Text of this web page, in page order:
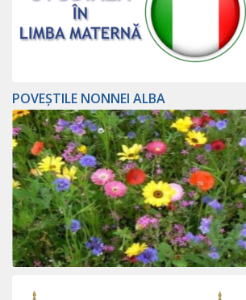
POVEȘTILE NONNEI ALBA